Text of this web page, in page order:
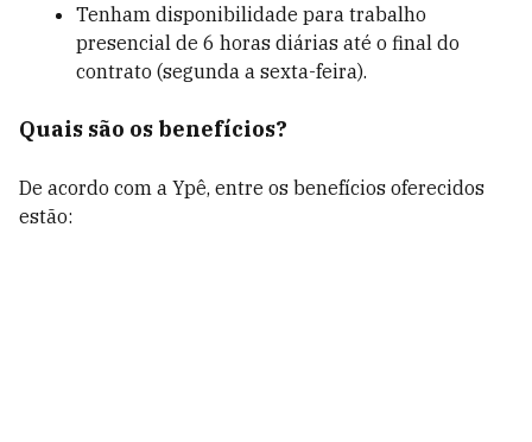
Tenham disponibilidade para trabalho
presencial de 6 horas diárias até o final do
contrato (segunda a sexta-feira).
Quais são os benefícios?
De acordo com a Ypê, entre os benefícios oferecidos
estão: